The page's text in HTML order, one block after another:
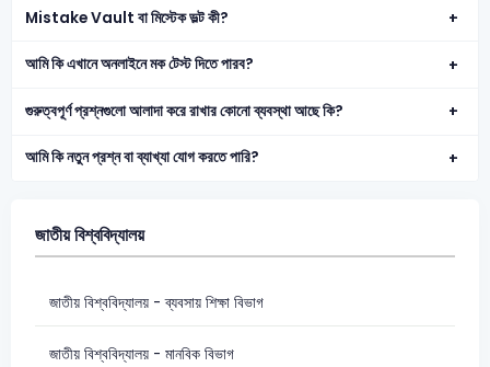
Mistake Vault বা মিস্টেক ভল্ট কী?
আমি কি এখানে অনলাইনে মক টেস্ট দিতে পারব?
গুরুত্বপূর্ণ প্রশ্নগুলো আলাদা করে রাখার কোনো ব্যবস্থা আছে কি?
আমি কি নতুন প্রশ্ন বা ব্যাখ্যা যোগ করতে পারি?
জাতীয় বিশ্ববিদ্যালয়
জাতীয় বিশ্ববিদ্যালয় - ব্যবসায় শিক্ষা বিভাগ
জাতীয় বিশ্ববিদ্যালয় - মানবিক বিভাগ